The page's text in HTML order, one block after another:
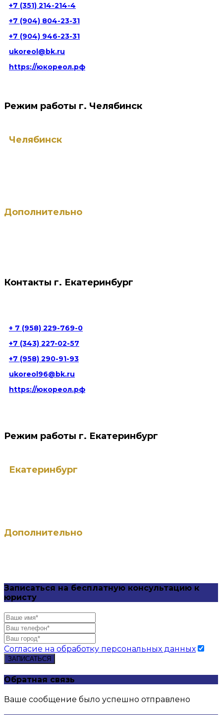
+7 (351) 214-214-4
+7 (904) 804-23-31
+7 (904) 946-23-31
ukoreol@bk.ru
https://юкореол.рф
Режим работы г. Челябинск
Челябинск
Дополнительно
Контакты г. Екатеринбург
+ 7 (958) 229-769-0
+7 (343) 227-02-57
+7 (958) 290-91-93
ukoreol96@bk.ru
https://юкореол.рф
Режим работы г. Екатеринбург
Екатеринбург
Дополнительно
Записаться на бесплатную консультацию к
юристу
Согласие на обработку персональных данных
ЗАПИСАТЬСЯ
Обратная связь
Ваше сообщение было успешно отправлено